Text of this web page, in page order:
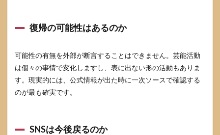
復帰の可能性はあるのか
可能性の有無を外部が断言することはできません。芸能活動
は個々の事情で変化しますし、表に出ない形の活動もありま
す。現実的には、公式情報が出た時に一次ソースで確認する
のが最も確実です。
SNSは今後戻るのか